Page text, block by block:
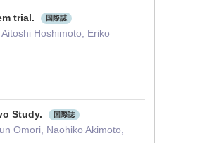
trial. 国際誌
Hoshimoto, Eriko
Study. 国際誌
Omori, Naohiko Akimoto,